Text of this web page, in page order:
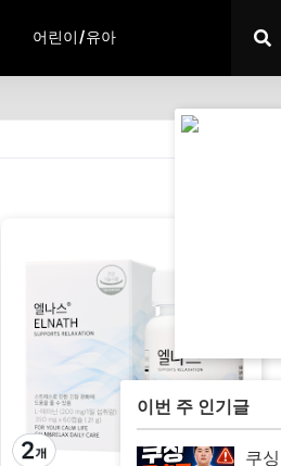
어린이/유아
이번 주 인기글
쿠